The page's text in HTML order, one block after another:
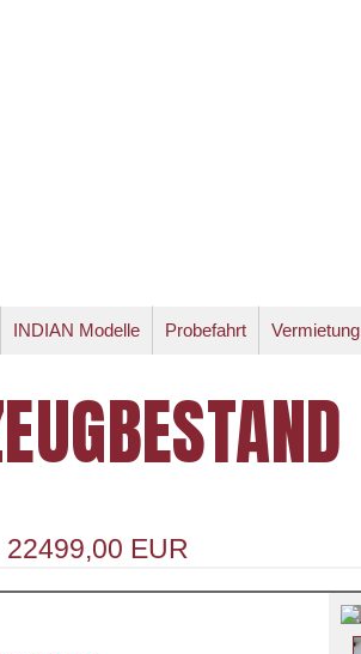
INDIAN Modelle Probefahrt Vermietung
EUR